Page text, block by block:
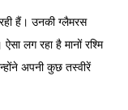
हैं। उनकी ग्लैमरस
लग रहा है मानों रश्मि
अपनी कुछ तस्वीरें